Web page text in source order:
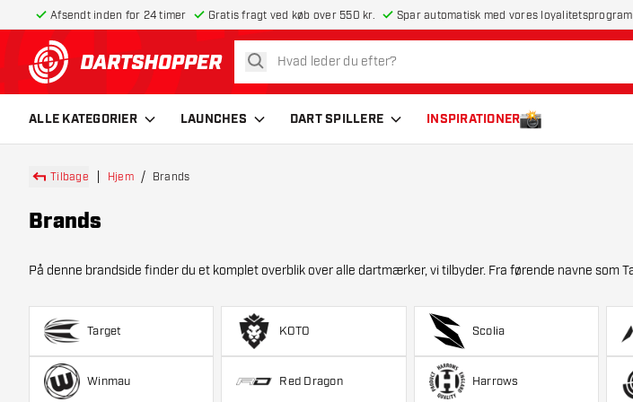
Afsendt inden for 24 timer Gratis fragt ved køb over 550 kr. Spar automatisk med vores loyalitetsprogram
tilbage til forsiden
søg
ALLE KATEGORIER LAUNCHES DART SPILLERE INSPIRATIONER
Tilbage Hjem Brands
Brands
På denne brandside finder du et komplet overblik over alle dartmærker, vi tilbyder. Fra førende navne som Target , Winmau , Harrows , KOTO , GOAT og Unicorn til mange andre specialiserede
Target
Winmau
KOTO
Red Dragon
Scolia
Harrows